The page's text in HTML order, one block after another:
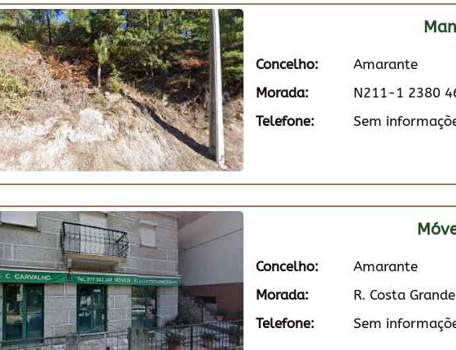
Concelho:
Amarante
Morada:
N211-1 2380
Telefone:
Sem
Concelho:
Amarante
Morada:
R. Costa
Telefone:
Sem